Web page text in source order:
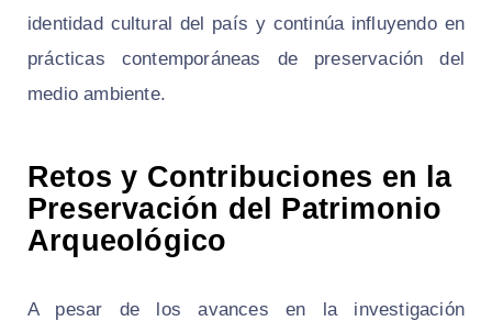
identidad cultural del país y continúa influyendo en
prácticas contemporáneas de preservación del
medio ambiente.
Retos y Contribuciones en la
Preservación del Patrimonio
Arqueológico
A pesar de los avances en la investigación